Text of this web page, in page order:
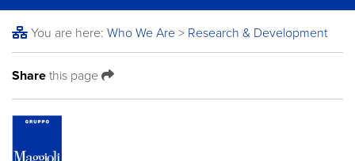
You are here: Who We Are > Research & Development
Share this page